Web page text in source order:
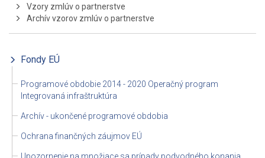
Vzory zmlúv o partnerstve
Archív vzorov zmlúv o partnerstve
Fondy EÚ
Programové obdobie 2014 - 2020 Operačný program
Integrovaná infraštruktúra
Archív - ukončené programové obdobia
Ochrana finančných záujmov EÚ